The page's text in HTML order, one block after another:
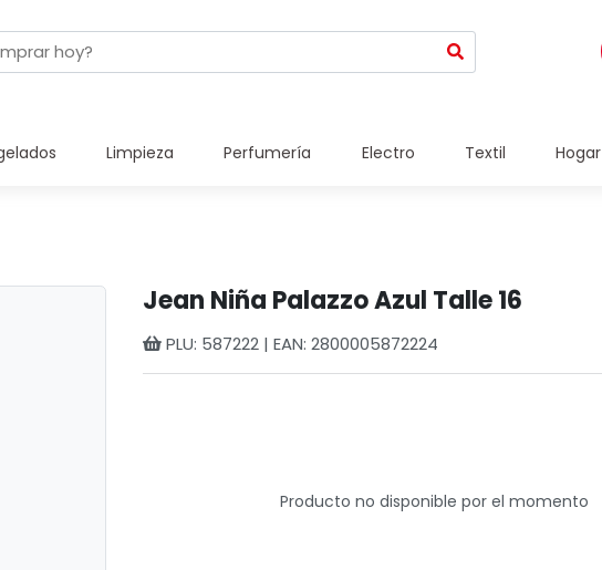
Limpieza Perfumería Electro Textil Hogar
Jean Niña Palazzo Azul Talle 16
PLU: 587222 | EAN: 2800005872224
Producto no disponible por el momento